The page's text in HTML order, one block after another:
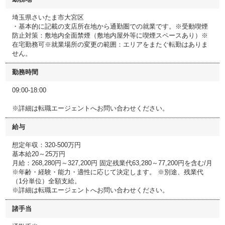
埼玉県さいたま市大宮区
・基本的に記載の支店所在地から通勤圏での就業です。※受動喫煙
防止対策：敷地内全面禁煙（敷地内屋外等に喫煙スペースあり）※
在宅勤務可※就業場所の変更の範囲：エリアをまたぐ転勤はありま
せん。
勤務時間
09:00-18:00
※詳細は転職エージェントへお問い合わせください。
給与
想定年収：320-500万円
基本給20～25万円
月給：268,280円～327,200円 固定残業代63,280～77,200円を含む/月
※年齢・経験・能力・適性に応じて決定します。 ※別途、残業代
（1分単位）全額支給。
※詳細は転職エージェントへお問い合わせください。
諸手当